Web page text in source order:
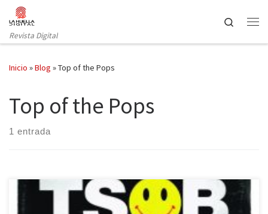
Saltar al contenido
Revista Digital
Search
Inicio »Blog »Top of the Pops
Top of the Pops
1 entrada